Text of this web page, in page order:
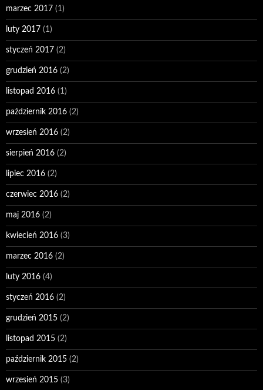
marzec 2017 (1)
luty 2017 (1)
styczeń 2017 (2)
grudzień 2016 (2)
listopad 2016 (1)
październik 2016 (2)
wrzesień 2016 (2)
sierpień 2016 (2)
lipiec 2016 (2)
czerwiec 2016 (2)
maj 2016 (2)
kwiecień 2016 (3)
marzec 2016 (2)
luty 2016 (4)
styczeń 2016 (2)
grudzień 2015 (2)
listopad 2015 (2)
październik 2015 (2)
wrzesień 2015 (3)